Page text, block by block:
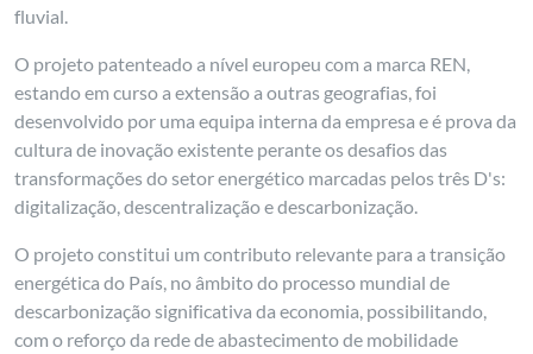
fluvial.
O projeto patenteado a nível europeu com a marca REN,
estando em curso a extensão a outras geografias, foi
desenvolvido por uma equipa interna da empresa e é prova da
cultura de inovação existente perante os desafios das
transformações do setor energético marcadas pelos três D's:
digitalização, descentralização e descarbonização.
O projeto constitui um contributo relevante para a transição
energética do País, no âmbito do processo mundial de
descarbonização significativa da economia, possibilitando,
com o reforço da rede de abastecimento de mobilidade